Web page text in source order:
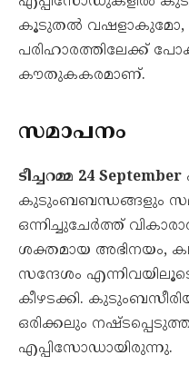
കൂടുതൽ വഷളാകുമോ,
പരിഹാരത്തിലേക്ക്
കൗതുകകരമാണ്.
സമാപനം
ടീച്ചറമ്മ 24 September
കുടുംബബന്ധങ്ങളും
ഒന്നിച്ചുചേർത്ത്
ശക്തമായ അഭിനയം,
സന്ദേശം
കീഴടക്കി.
ഒരിക്കലും
എപ്പിസോഡായിരുന്നു.